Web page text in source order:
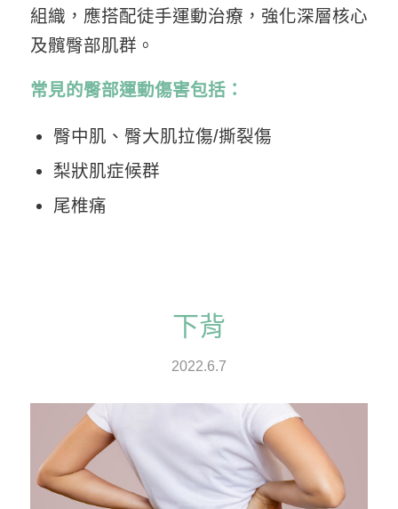
組織，應搭配徒手運動治療，強化深層核心
及髖臀部肌群。
常見的臀部運動傷害包括：
臀中肌、臀大肌拉傷/撕裂傷
梨狀肌症候群
尾椎痛
下背
2022.6.7